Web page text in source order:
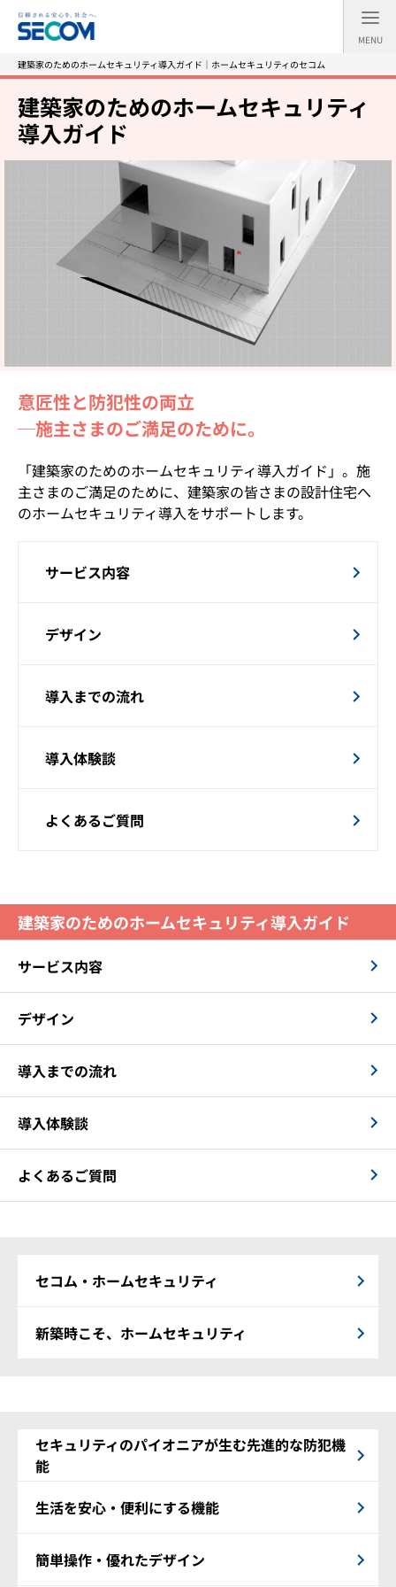
MENU
建築家のためのホームセキュリティ導入ガイド｜ホームセキュリティのセコム
建築家のためのホームセキュリティ
導入ガイド
意匠性と防犯性の両立
─施主さまのご満足のために。
「建築家のためのホームセキュリティ導入ガイド」。施
主さまのご満足のために、建築家の皆さまの設計住宅へ
のホームセキュリティ導入をサポートします。
サービス内容
デザイン
導入までの流れ
導入体験談
よくあるご質問
建築家のためのホームセキュリティ導入ガイド
サービス内容
デザイン
導入までの流れ
導入体験談
よくあるご質問
セコム・ホームセキュリティ
新築時こそ、ホームセキュリティ
セキュリティのパイオニアが生む先進的な防犯機
能
生活を安心・便利にする機能
簡単操作・優れたデザイン